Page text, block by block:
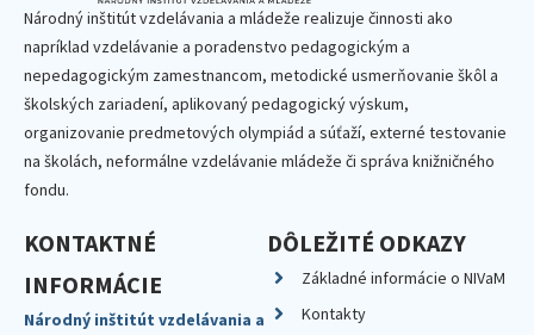
Národný inštitút vzdelávania a mládeže realizuje činnosti ako
napríklad vzdelávanie a poradenstvo pedagogickým a
nepedagogickým zamestnancom, metodické usmerňovanie škôl a
školských zariadení, aplikovaný pedagogický výskum,
organizovanie predmetových olympiád a súťaží, externé testovanie
na školách, neformálne vzdelávanie mládeže či správa knižničného
fondu.
KONTAKTNÉ
INFORMÁCIE
Národný inštitút vzdelávania a
DÔLEŽITÉ ODKAZY
Základné informácie o NIVaM
Kontakty